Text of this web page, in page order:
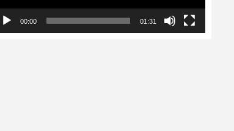
00:00 01:31